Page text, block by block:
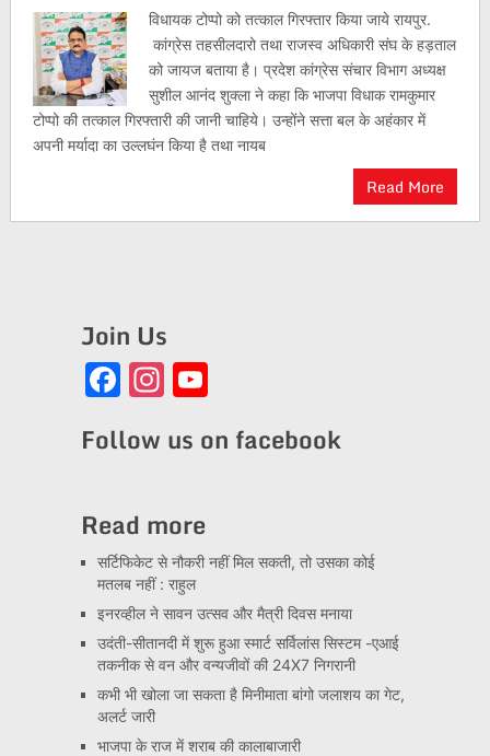
विधायक टोप्पो को तत्काल गिरफ्तार किया जाये रायपुर.
कांग्रेस तहसीलदारो तथा राजस्व अधिकारी संघ के हड़ताल
को जायज बताया है। प्रदेश कांग्रेस संचार विभाग अध्यक्ष
सुशील आनंद शुक्ला ने कहा कि भाजपा विधाक रामकुमार
टोप्पो की तत्काल गिरफ्तारी की जानी चाहिये। उन्होंने सत्ता बल के अहंकार में
अपनी मर्यादा का उल्लघंन किया है तथा नायब
Read More
Join Us
Facebook
Instagram
YouTube
Follow us on facebook
Read more
सर्टिफिकेट से नौकरी नहीं मिल सकती, तो उसका कोई
मतलब नहीं : राहुल
इनरव्हील ने सावन उत्सव और मैत्री दिवस मनाया
उदंती-सीतानदी में शुरू हुआ स्मार्ट सर्विलांस सिस्टम -एआई
तकनीक से वन और वन्यजीवों की 24X7 निगरानी
कभी भी खोला जा सकता है मिनीमाता बांगो जलाशय का गेट,
अलर्ट जारी
भाजपा के राज में शराब की कालाबाजारी